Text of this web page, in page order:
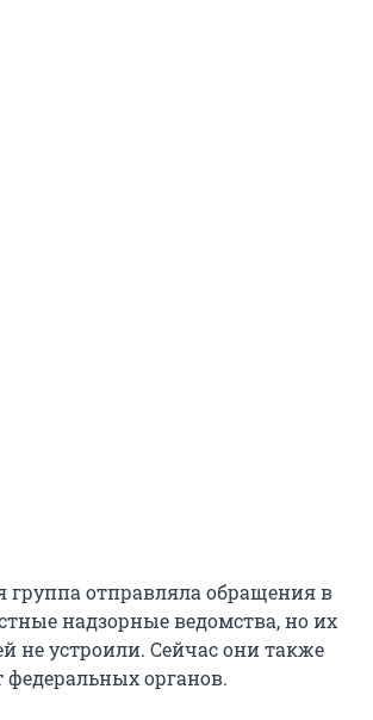
отправляла обращения в
надзорные ведомства, но их
не устроили. Сейчас они также
федеральных органов.